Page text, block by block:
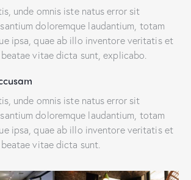
unde omnis iste natus error sit
doloremque laudantium, totam
ipsa, quae ab illo inventore veritatis et
vitae dicta sunt, explicabo.
unde omnis iste natus error sit
doloremque laudantium, totam
ipsa, quae ab illo inventore veritatis et
vitae dicta sunt.